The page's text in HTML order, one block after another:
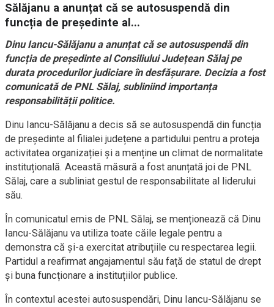
Sălăjanu a anunțat că se autosuspendă din
funcția de președinte al...
Dinu Iancu-Sălăjanu a anunțat că se autosuspendă din
funcția de președinte al Consiliului Județean Sălaj pe
durata procedurilor judiciare în desfășurare. Decizia a fost
comunicată de PNL Sălaj, subliniind importanța
responsabilității politice.
Dinu Iancu-Sălăjanu a decis să se autosuspendă din funcția
de președinte al filialei județene a partidului pentru a proteja
activitatea organizației și a menține un climat de normalitate
instituțională. Această măsură a fost anunțată joi de PNL
Sălaj, care a subliniat gestul de responsabilitate al liderului
său.
În comunicatul emis de PNL Sălaj, se menționează că Dinu
Iancu-Sălăjanu va utiliza toate căile legale pentru a
demonstra că și-a exercitat atribuțiile cu respectarea legii.
Partidul a reafirmat angajamentul său față de statul de drept
și buna funcționare a instituțiilor publice.
În contextul acestei autosuspendări, Dinu Iancu-Sălăjanu se